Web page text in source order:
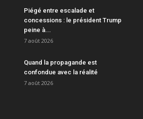
Piégé entre escalade et
concessions : le président Trump
peine à...
7 août 2026
Quand la propagande est
confondue avec la réalité
7 août 2026